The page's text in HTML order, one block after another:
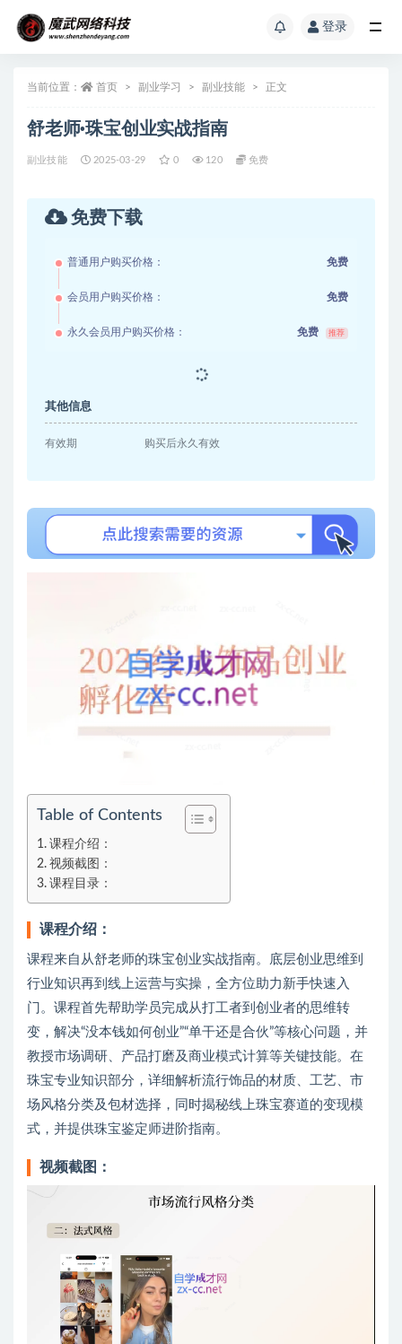
登录
当前位置： 首页 副业学习 副业技能 正文
舒老师·珠宝创业实战指南
副业技能 2025-03-29 0 120 免费
免费下载
普通用户购买价格： 免费
会员用户购买价格： 免费
永久会员用户购买价格： 免费 推荐
其他信息
有效期 购买后永久有效
Table of Contents
课程介绍：
视频截图：
课程目录：
课程介绍：
课程来自从舒老师的珠宝创业实战指南。底层创业思维到
行业知识再到线上运营与实操，全方位助力新手快速入
门。课程首先帮助学员完成从打工者到创业者的思维转
变，解决“没本钱如何创业”“单干还是合伙”等核心问题，并
教授市场调研、产品打磨及商业模式计算等关键技能。在
珠宝专业知识部分，详细解析流行饰品的材质、工艺、市
场风格分类及包材选择，同时揭秘线上珠宝赛道的变现模
式，并提供珠宝鉴定师进阶指南。
视频截图：